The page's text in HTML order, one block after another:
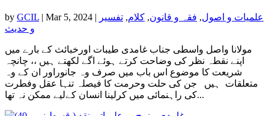
by GCIL | Mar 5, 2024 | علمیات و اصول, فقہ و قانون, کلام, تفسیر
و حدیث
مولانا واصل واسطی جناب غامدی طیبات اورخبائث کے بارے میں
اپنے نقطہ نظر کی وضاحت کرتے ہوئے اگے لکھتے ہیں ،، چانچہ
شریعت کا موضوع اس باب میں صرف وہ جانوراور ان کے وہ
متعلقات ہیں جن کی حلت وحرمت کا فیصلہ تنہا عقل وفطرت
کی راہنمائی میں کرلینا انسان کےلیے ممکن نہ تھا...